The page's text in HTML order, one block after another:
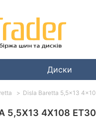
Диски
5,5X13 4X108
Disla Baretta 5,5x13